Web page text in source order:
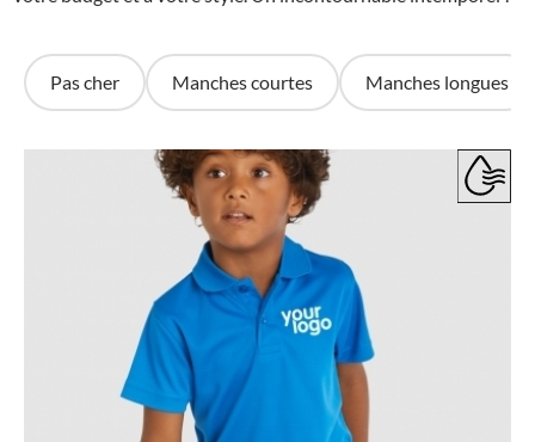
Pas cher Manches courtes Manches longues